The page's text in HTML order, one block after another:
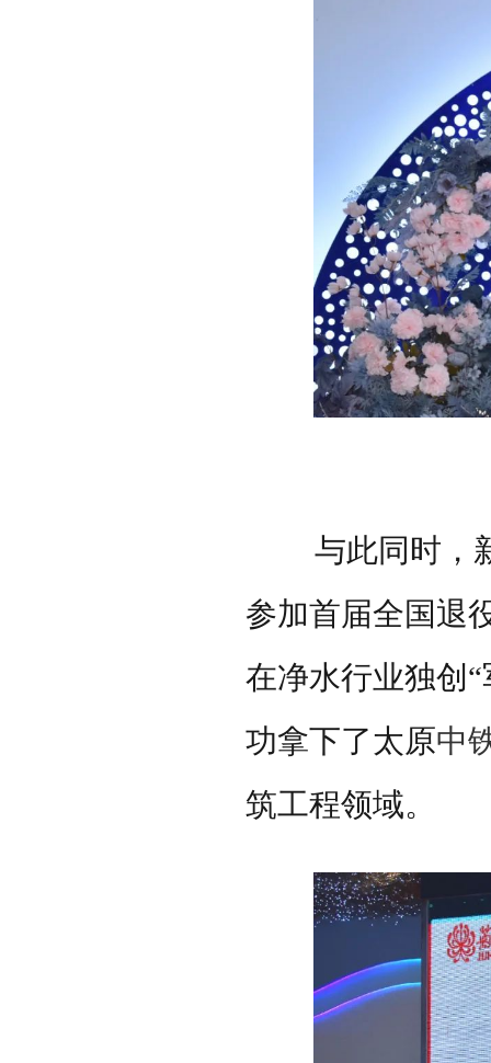
与此同时，
参加首届全国退
在净水行业独创
功拿下了太原中
筑工程领域。